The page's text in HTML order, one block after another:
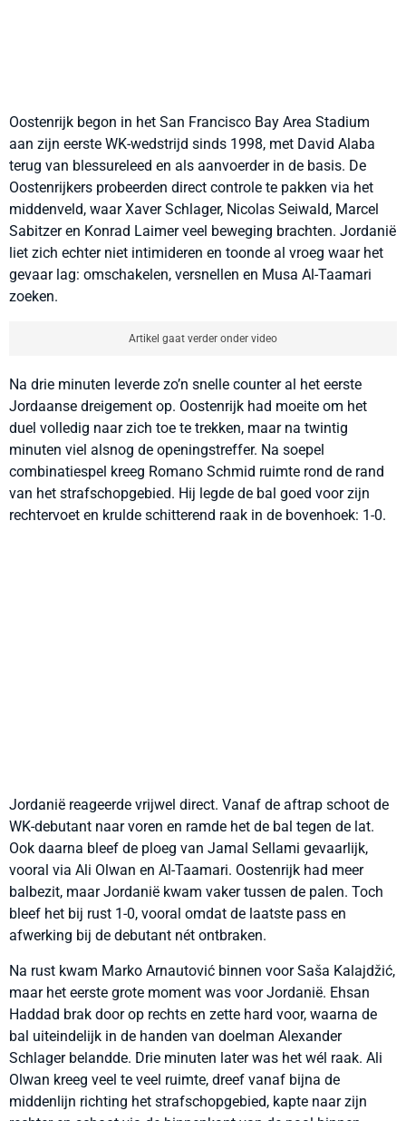
Oostenrijk begon in het San Francisco Bay Area Stadium
aan zijn eerste WK-wedstrijd sinds 1998, met David Alaba
terug van blessureleed en als aanvoerder in de basis. De
Oostenrijkers probeerden direct controle te pakken via het
middenveld, waar Xaver Schlager, Nicolas Seiwald, Marcel
Sabitzer en Konrad Laimer veel beweging brachten. Jordanië
liet zich echter niet intimideren en toonde al vroeg waar het
gevaar lag: omschakelen, versnellen en Musa Al-Taamari
zoeken.
Artikel gaat verder onder video
Na drie minuten leverde zo’n snelle counter al het eerste
Jordaanse dreigement op. Oostenrijk had moeite om het
duel volledig naar zich toe te trekken, maar na twintig
minuten viel alsnog de openingstreffer. Na soepel
combinatiespel kreeg Romano Schmid ruimte rond de rand
van het strafschopgebied. Hij legde de bal goed voor zijn
rechtervoet en krulde schitterend raak in de bovenhoek: 1-0.
Jordanië reageerde vrijwel direct. Vanaf de aftrap schoot de
WK-debutant naar voren en ramde het de bal tegen de lat.
Ook daarna bleef de ploeg van Jamal Sellami gevaarlijk,
vooral via Ali Olwan en Al-Taamari. Oostenrijk had meer
balbezit, maar Jordanië kwam vaker tussen de palen. Toch
bleef het bij rust 1-0, vooral omdat de laatste pass en
afwerking bij de debutant nét ontbraken.
Na rust kwam Marko Arnautović binnen voor Saša Kalajdžić,
maar het eerste grote moment was voor Jordanië. Ehsan
Haddad brak door op rechts en zette hard voor, waarna de
bal uiteindelijk in de handen van doelman Alexander
Schlager belandde. Drie minuten later was het wél raak. Ali
Olwan kreeg veel te veel ruimte, dreef vanaf bijna de
middenlijn richting het strafschopgebied, kapte naar zijn